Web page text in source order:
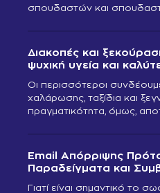
σπουδαστών και
Διακοπές και
ψυχική υγεία και
Οι περισσότεροι
χαλάρωσης, ταξίδια και
πραγματικότητα, όμως,
Email Απόρριψης
Παραδείγματα και
Γιατί είναι σημαντικό το